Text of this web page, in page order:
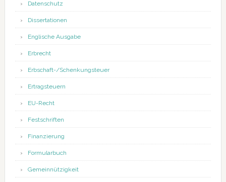
Datenschutz
Dissertationen
Englische Ausgabe
Erbrecht
Erbschaft-/Schenkungsteuer
Ertragsteuern
EU-Recht
Festschriften
Finanzierung
Formularbuch
Gemeinnützigkeit